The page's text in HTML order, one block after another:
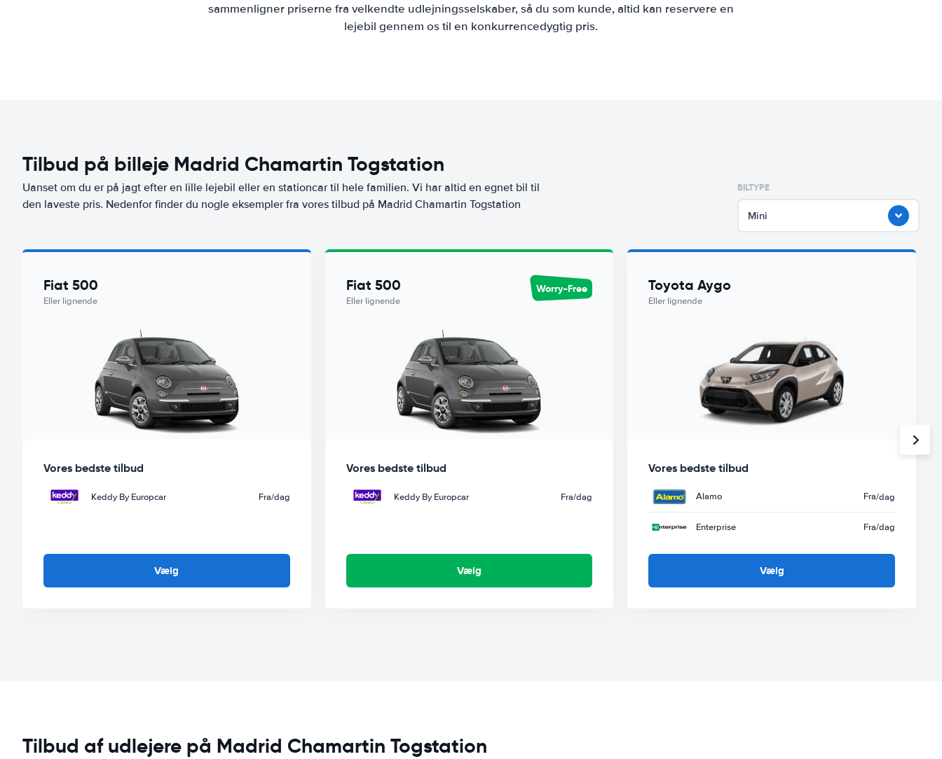
sammenligner priserne fra velkendte udlejningsselskaber, så du som kunde, altid kan reservere en
lejebil gennem os til en konkurrencedygtig pris.
Tilbud på billeje Madrid Chamartin Togstation
Uanset om du er på jagt efter en lille lejebil eller en stationcar til hele familien. Vi har altid en egnet bil til
den laveste pris. Nedenfor finder du nogle eksempler fra vores tilbud på Madrid Chamartin Togstation
BILTYPE
Mini
Fiat 500
Eller lignende
Vores bedste tilbud
Keddy By Europcar Fra/dag
Vælg
Fiat 500
Eller lignende
Worry-Free
Vores bedste tilbud
Keddy By Europcar Fra/dag
Vælg
Toyota Aygo
Eller lignende
Vores bedste tilbud
Alamo Fra/dag
Enterprise Fra/dag
Vælg
Tilbud af udlejere på Madrid Chamartin Togstation